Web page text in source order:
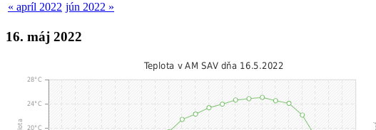
« apríl 2022 jún 2022 »
16. máj 2022